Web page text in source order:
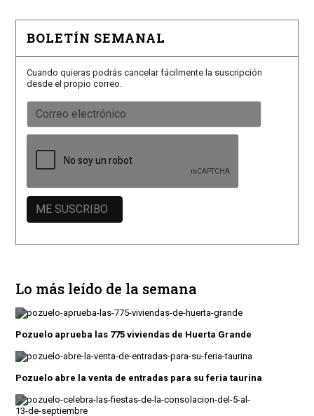
BOLETÍN SEMANAL
Cuando quieras podrás cancelar fácilmente la suscripción
desde el propio correo.
Lo más leído de la semana
Pozuelo aprueba las 775 viviendas de Huerta Grande
Pozuelo abre la venta de entradas para su feria taurina